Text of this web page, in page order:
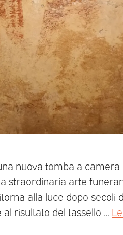
nuova tomba a camera
straordinaria arte
alla luce dopo secoli
risultato del tassello …